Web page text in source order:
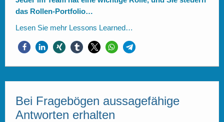
das Rollen-Portfolio…
Lesen Sie mehr Lessons Learned…
Bei Fragebögen aussagefähige
Antworten erhalten